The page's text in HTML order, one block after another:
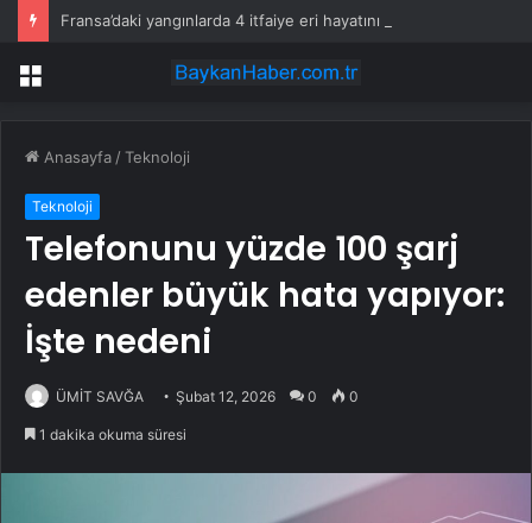
Fransa’daki yangınlarda 4 itfaiye eri hayatını kaybetti
Menü
Anasayfa /Teknoloji
Teknoloji
Telefonunu yüzde 100 şarj
edenler büyük hata yapıyor:
İşte nedeni
ÜMİT SAVĞA Şubat 12, 2026 0 0
1 dakika okuma süresi